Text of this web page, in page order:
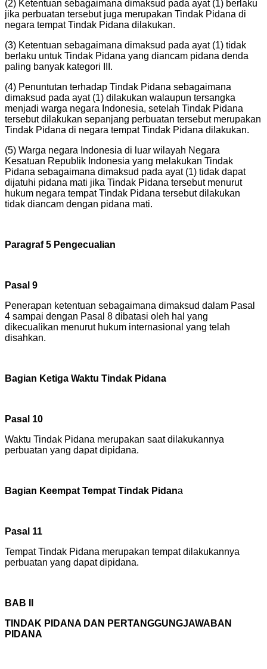
(2) Ketentuan sebagaimana dimaksud pada ayat (1) berlaku
jika perbuatan tersebut juga merupakan Tindak Pidana di
negara tempat Tindak Pidana dilakukan.
(3) Ketentuan sebagaimana dimaksud pada ayat (1) tidak
berlaku untuk Tindak Pidana yang diancam pidana denda
paling banyak kategori III.
(4) Penuntutan terhadap Tindak Pidana sebagaimana
dimaksud pada ayat (1) dilakukan walaupun tersangka
menjadi warga negara Indonesia, setelah Tindak Pidana
tersebut dilakukan sepanjang perbuatan tersebut merupakan
Tindak Pidana di negara tempat Tindak Pidana dilakukan.
(5) Warga negara Indonesia di luar wilayah Negara
Kesatuan Republik Indonesia yang melakukan Tindak
Pidana sebagaimana dimaksud pada ayat (1) tidak dapat
dijatuhi pidana mati jika Tindak Pidana tersebut menurut
hukum negara tempat Tindak Pidana tersebut dilakukan
tidak diancam dengan pidana mati.
Paragraf 5 Pengecualian
Pasal 9
Penerapan ketentuan sebagaimana dimaksud dalam Pasal
4 sampai dengan Pasal 8 dibatasi oleh hal yang
dikecualikan menurut hukum internasional yang telah
disahkan.
Bagian Ketiga Waktu Tindak Pidana
Pasal 10
Waktu Tindak Pidana merupakan saat dilakukannya
perbuatan yang dapat dipidana.
Bagian Keempat Tempat Tindak Pidana
Pasal 11
Tempat Tindak Pidana merupakan tempat dilakukannya
perbuatan yang dapat dipidana.
BAB II
TINDAK PIDANA DAN PERTANGGUNGJAWABAN
PIDANA